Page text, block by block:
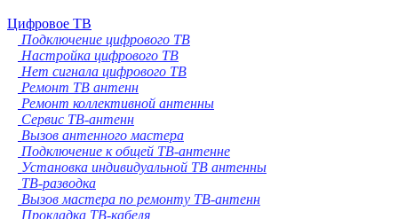
Цифровое ТВ
Подключение цифрового ТВ
Настройка цифрового ТВ
Нет сигнала цифрового ТВ
Ремонт ТВ антенн
Ремонт коллективной антенны
Сервис ТВ-антенн
Вызов антенного мастера
Подключение к общей ТВ-антенне
Установка индивидуальной ТВ антенны
ТВ-разводка
Вызов мастера по ремонту ТВ-антенн
Прокладка ТВ-кабеля